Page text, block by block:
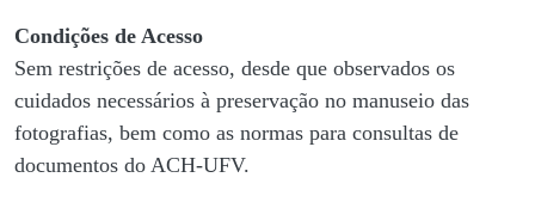
Condições de Acesso
Sem restrições de acesso, desde que observados os
cuidados necessários à preservação no manuseio das
fotografias, bem como as normas para consultas de
documentos do ACH-UFV.